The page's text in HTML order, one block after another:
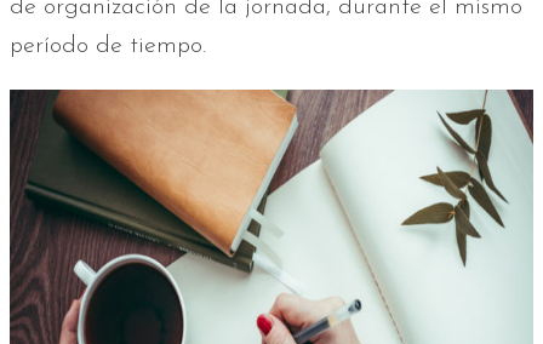
de organización de la jornada, durante el mismo
período de tiempo.